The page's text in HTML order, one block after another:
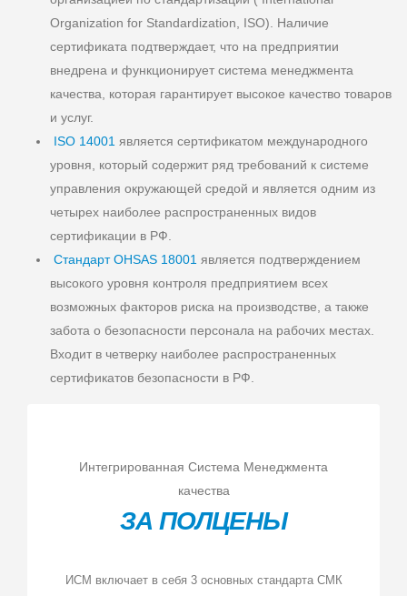
Organization for Standardization, ISO). Наличие
сертификата подтверждает, что на предприятии
внедрена и функционирует система менеджмента
качества, которая гарантирует высокое качество товаров
и услуг.
ISO 14001 является сертификатом международного
уровня, который содержит ряд требований к системе
управления окружающей средой и является одним из
четырех наиболее распространенных видов
сертификации в РФ.
Стандарт OHSAS 18001 является подтверждением
высокого уровня контроля предприятием всех
возможных факторов риска на производстве, а также
забота о безопасности персонала на рабочих местах.
Входит в четверку наиболее распространенных
сертификатов безопасности в РФ.
Интегрированная Система Менеджмента
качества
ЗА ПОЛЦЕНЫ
ИСМ включает в себя 3 основных стандарта СМК